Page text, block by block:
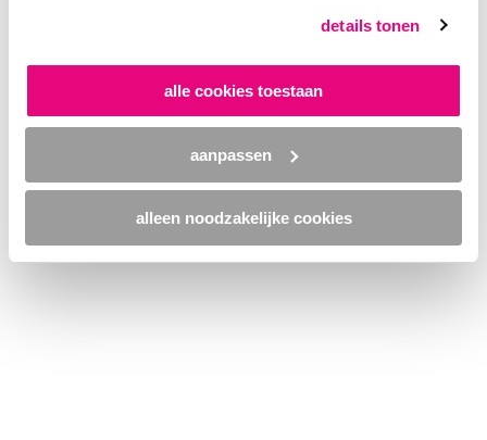
details tonen
alle cookies toestaan
aanpassen
alleen noodzakelijke cookies